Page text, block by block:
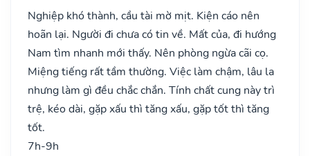
Nghiệp khó thành, cầu tài mờ mịt. Kiện cáo nên
hoãn lại. Người đi chưa có tin về. Mất của, đi hướng
Nam tìm nhanh mới thấy. Nên phòng ngừa cãi cọ.
Miệng tiếng rất tầm thường. Việc làm chậm, lâu la
nhưng làm gì đều chắc chắn. Tính chất cung này trì
trệ, kéo dài, gặp xấu thì tăng xấu, gặp tốt thì tăng
tốt.
7h-9h